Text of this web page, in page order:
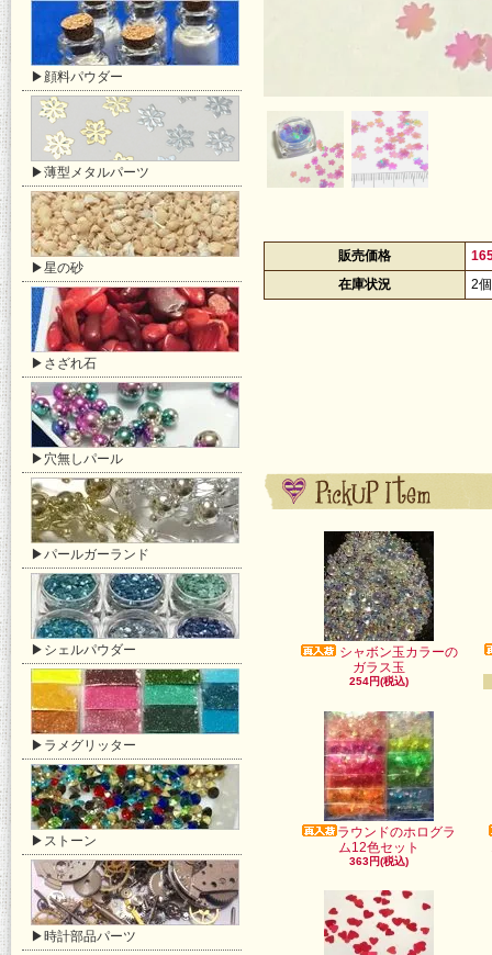
▶顔料パウダー
▶薄型メタルパーツ
▶星の砂
▶さざれ石
▶穴無しパール
▶パールガーランド
▶シェルパウダー
▶ラメグリッター
▶ストーン
▶時計部品パーツ
販売価格
在庫状況
2個
シャボン玉カラーの
ガラス玉
254円(税込)
ラウンドのホログラ
ム12色セット
363円(税込)